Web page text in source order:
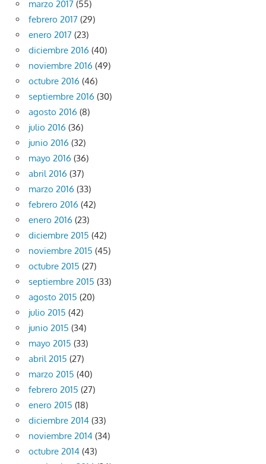
marzo 2017 (55)
febrero 2017 (29)
enero 2017 (23)
diciembre 2016 (40)
noviembre 2016 (49)
octubre 2016 (46)
septiembre 2016 (30)
agosto 2016 (8)
julio 2016 (36)
junio 2016 (32)
mayo 2016 (36)
abril 2016 (37)
marzo 2016 (33)
febrero 2016 (42)
enero 2016 (23)
diciembre 2015 (42)
noviembre 2015 (45)
octubre 2015 (27)
septiembre 2015 (33)
agosto 2015 (20)
julio 2015 (42)
junio 2015 (34)
mayo 2015 (33)
abril 2015 (27)
marzo 2015 (40)
febrero 2015 (27)
enero 2015 (18)
diciembre 2014 (33)
noviembre 2014 (34)
octubre 2014 (43)